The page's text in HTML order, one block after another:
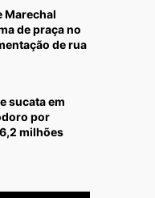
Marechal
de praça no
de rua
sucata em
por
milhões